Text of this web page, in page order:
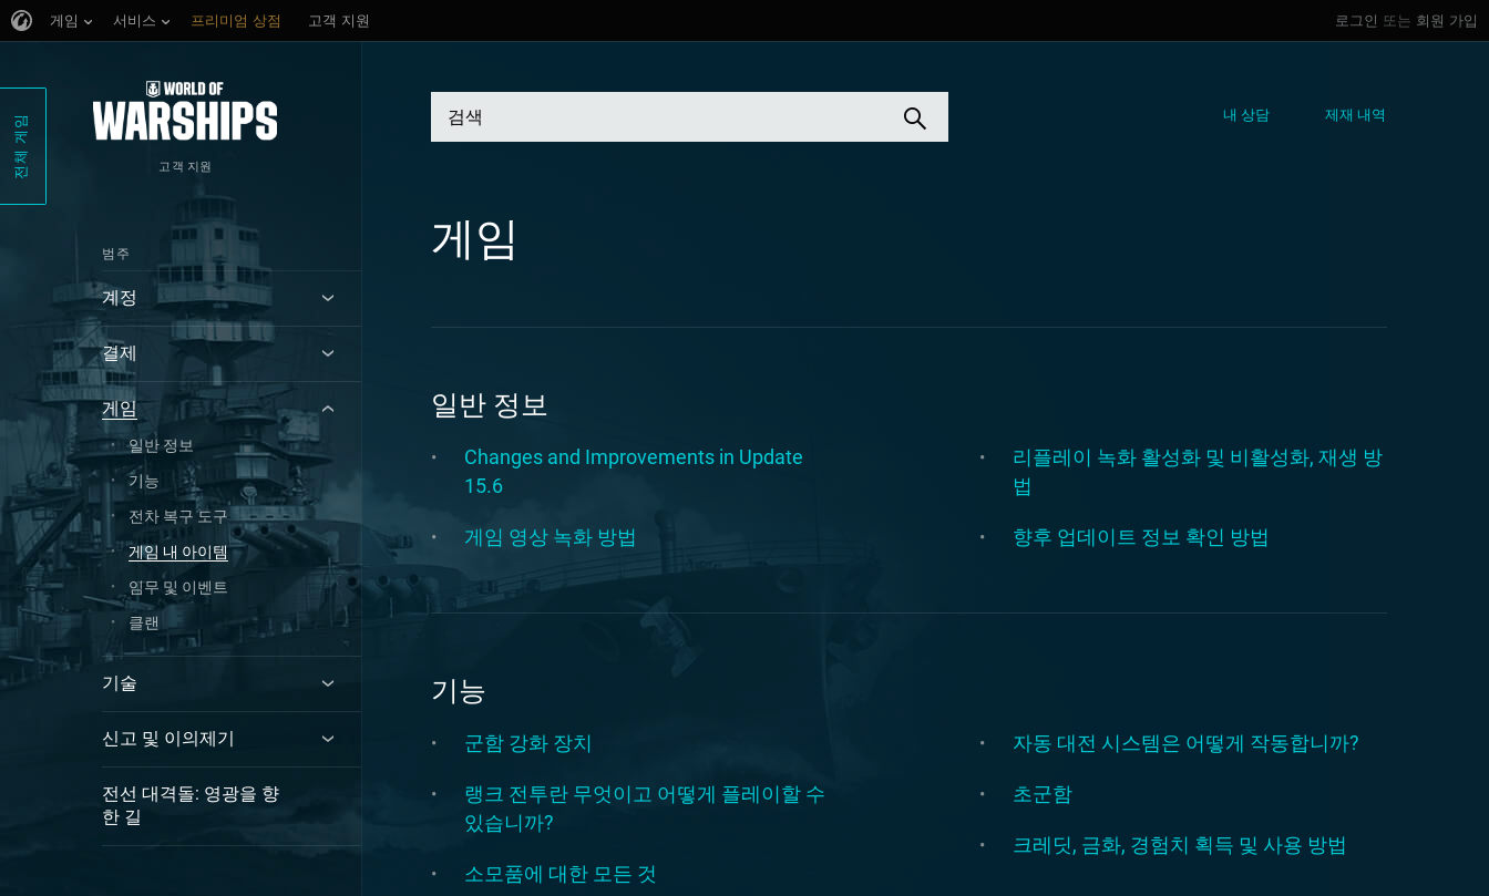
로그인 또는 회원 가입
게임 서비스 프리미엄 상점 고객 지원
전체 게임 고객 지원
범주
계정
결제
게임
일반 정보
기능
전차 복구 도구
게임 내 아이템
임무 및 이벤트
클랜
기술
신고 및 이의제기
전선 대격돌: 영광을 향
한 길
내 상담 제재 내역
게임
일반 정보
Changes and Improvements in Update
15.6
게임 영상 녹화 방법
리플레이 녹화 활성화 및 비활성화, 재생 방
법
향후 업데이트 정보 확인 방법
기능
군함 강화 장치
랭크 전투란 무엇이고 어떻게 플레이할 수
있습니까?
소모품에 대한 모든 것
자동 대전 시스템은 어떻게 작동합니까?
초군함
크레딧, 금화, 경험치 획득 및 사용 방법